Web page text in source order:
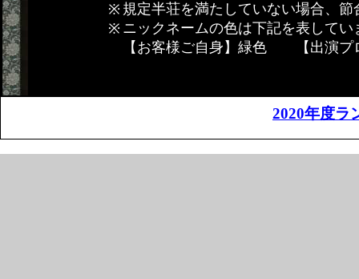
規定半荘を満たしていない場合、
ニックネームの色は下記を表してい
【お客様ご自身】緑色 【出演
2020年度ラ